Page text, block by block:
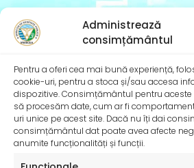
Administrează
consimțământul
Pentru a oferi cea mai bună experiență,
cookie-uri, pentru a stoca și/sau accesa
dispozitive. Consimțământul pentru
să procesăm date, cum ar fi
uri unice pe acest site. Dacă nu îți dai
consimțământul dat poate avea afecte
anumite funcționalități și funcții.